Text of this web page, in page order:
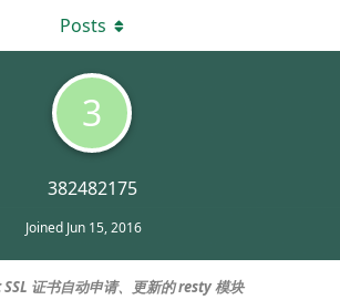
3
382482175
Joined Jun 15, 2016
Posts
证书自动申请、更新的 resty 模块